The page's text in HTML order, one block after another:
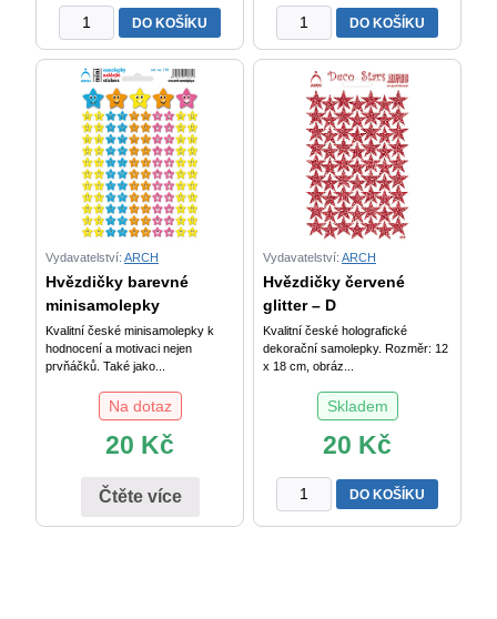
Berušky
a
včelky
minisamolepky
množství
DO KOŠÍKU
Smajlíci
žlutí
minisamolepky
množství
DO KOŠÍKU
Vydavatelství: ARCH
Hvězdičky barevné
minisamolepky
Kvalitní české minisamolepky k
hodnocení a motivaci nejen
prvňáčků. Také jako...
Na dotaz
20 Kč
Čtěte více
Vydavatelství: ARCH
Hvězdičky červené
glitter – D
Kvalitní české holografické
dekorační samolepky. Rozměr: 12
x 18 cm, obráz...
Skladem
20 Kč
Hvězdičky
červené
DO KOŠÍKU